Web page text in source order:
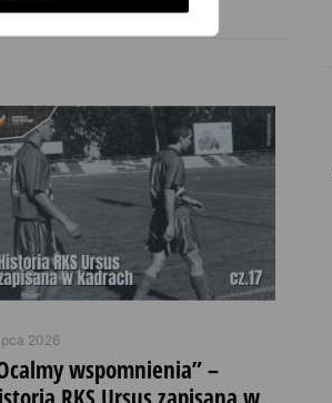
2026
wspomnienia” –